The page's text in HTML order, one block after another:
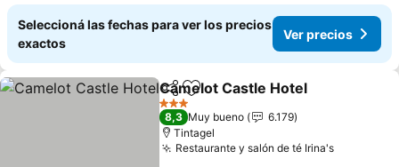
Seleccioná las fechas para ver los precios
exactos
Ver precios
CompartirAñadir a favoritos
Camelot Castle Hotel
3 Estrellas
8,3 Muy bueno
6.179
Tintagel
Restaurante y salón de té Irina'sVer